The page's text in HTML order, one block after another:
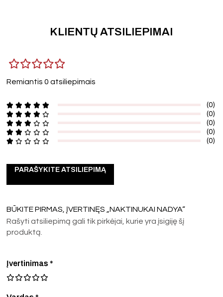
KLIENTŲ ATSILIEPIMAI
Remiantis 0 atsiliepimais
(0)
(0)
(0)
(0)
(0)
PARAŠYKITE ATSILIEPIMĄ
BŪKITE PIRMAS, ĮVERTINĘS „NAKTINUKAI NADYA“
Rašyti atsiliepimą gali tik pirkėjai, kurie yra įsigiję šį
produktą.
Įvertinimas*